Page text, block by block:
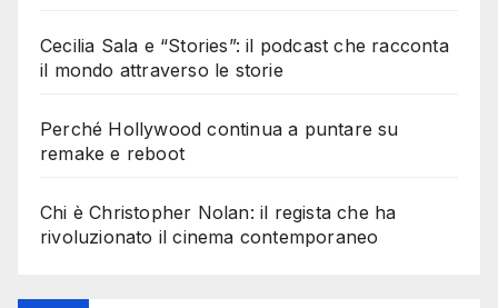
Cecilia Sala e “Stories”: il podcast che racconta
il mondo attraverso le storie
Perché Hollywood continua a puntare su
remake e reboot
Chi è Christopher Nolan: il regista che ha
rivoluzionato il cinema contemporaneo